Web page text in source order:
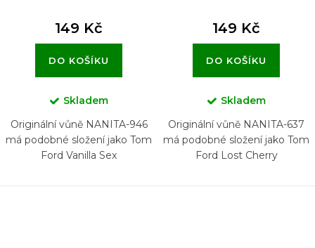
149 Kč
DO KOŠÍKU
Skladem
Originální vůně NANITA-946
má podobné složení jako Tom
Ford Vanilla Sex
149 Kč
DO KOŠÍKU
Skladem
Originální vůně NANITA-637
má podobné složení jako Tom
Ford Lost Cherry